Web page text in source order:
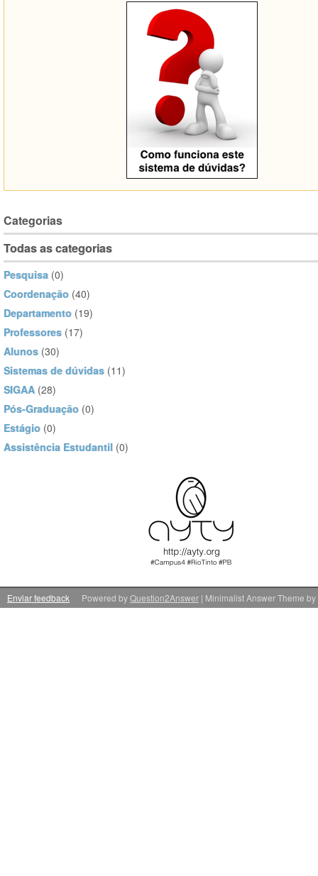
Categorias
Todas as categorias
Pesquisa (0)
Coordenação (40)
Departamento (19)
Professores (17)
Alunos (30)
Sistemas de dúvidas (11)
SIGAA (28)
Pós-Graduação (0)
Estágio (0)
Assistência Estudantil (0)
Enviar feedback | Minimalist Answer Theme by
Powered byQuestion2Answer